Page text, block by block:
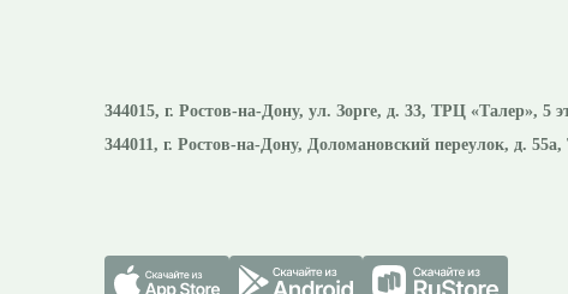
344015, г. Ростов-на-Дону, ул. Зорге, д. 33, ТРЦ «Талер», 5
344011, г. Ростов-на-Дону, Доломановский переулок, д.